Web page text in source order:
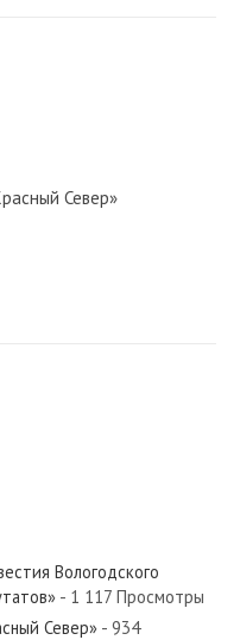
Север»
Север»
Вологодского
- 1 117 Просмотры
Север» - 934